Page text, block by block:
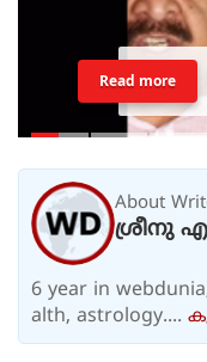
Read more
About
ശ്രീനു
6 year in
alth, astrology....